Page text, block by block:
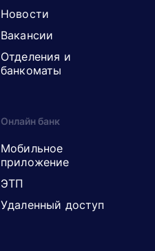
Новости
Вакансии
Отделения и
банкоматы
Онлайн банк
Мобильное
приложение
ЭТП
Удаленный доступ